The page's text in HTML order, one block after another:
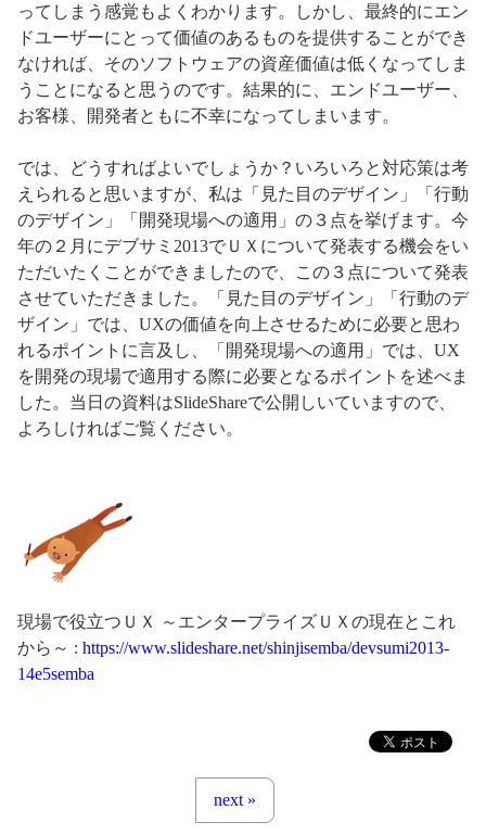
ってしまう感覚もよくわかります。しかし、最終的にエン
ドユーザーにとって価値のあるものを提供することができ
なければ、そのソフトウェアの資産価値は低くなってしま
うことになると思うのです。結果的に、エンドユーザー、
お客様、開発者ともに不幸になってしまいます。
では、どうすればよいでしょうか？いろいろと対応策は考
えられると思いますが、私は「見た目のデザイン」「行動
のデザイン」「開発現場への適用」の３点を挙げます。今
年の２月にデブサミ2013でＵＸについて発表する機会をい
ただいたくことができましたので、この３点について発表
させていただきました。「見た目のデザイン」「行動のデ
ザイン」では、UXの価値を向上させるために必要と思わ
れるポイントに言及し、「開発現場への適用」では、UX
を開発の現場で適用する際に必要となるポイントを述べま
した。当日の資料はSlideShareで公開しいていますので、
よろしければご覧ください。
現場で役立つＵＸ ～エンタープライズＵＸの現在とこれ
から～ : https://www.slideshare.net/shinjisemba/devsumi2013-
14e5semba
next »